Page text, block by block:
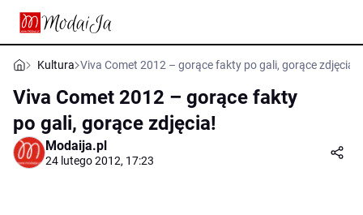
Kultura Viva Comet 2012 – gorące fakty po gali, gorące zdjęcia!
Viva Comet 2012 – gorące fakty
po gali, gorące zdjęcia!
Modaija.pl
24 lutego 2012, 17:23